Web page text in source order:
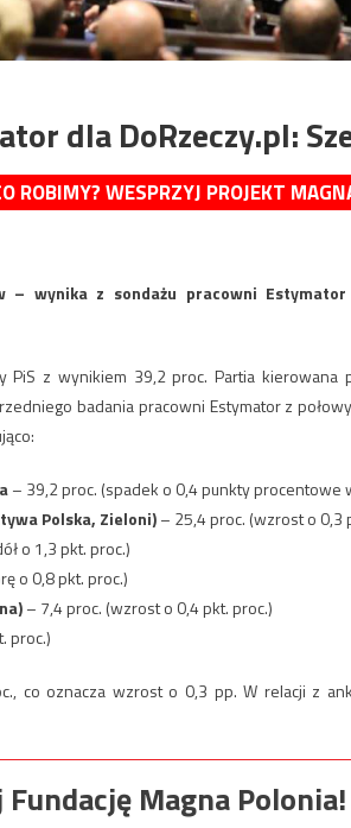
dla DoRzeczy.pl:
ROBIMY? WESPRZYJ PROJEKT
– wynika z sondażu pracowni
z wynikiem 39,2 proc. Partia kierowana
badania pracowni Estymator z
– 39,2 proc. (spadek o 0,4 punkty
Polska, Zieloni)– 25,4 proc. (wzrost o 0,3
o 1,3 pkt. proc.)
o 0,8 pkt. proc.)
– 7,4 proc. (wzrost o 0,4 pkt. proc.)
proc.)
co oznacza wzrost o 0,3 pp. W relacji z
Magna Polonia!